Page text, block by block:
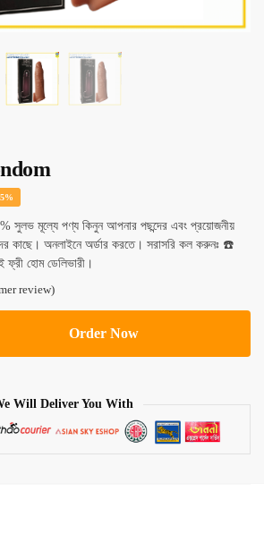
মূল্যে পণ্য কিনুন আপনার পছন্দের এবং প্রয়োজনীয়
কাছে। অনলাইনে অর্ডার করতে। সরাসরি কল করুনঃ ☎️
হোম ডেলিভারী।
review)
Order Now
Will Deliver You With